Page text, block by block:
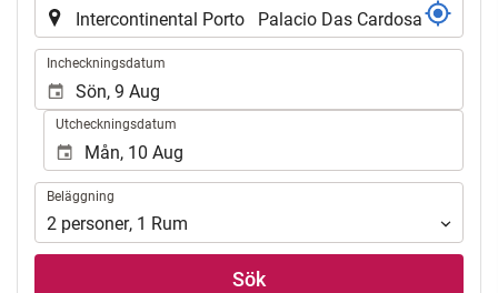
Incheckningsdatum
Utcheckningsdatum
Beläggning
Beläggning
2 personer, 1 Rum
Sök